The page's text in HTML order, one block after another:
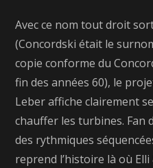
Avec ce nom tout droit
(Concordski était le
copie conforme du
fin des années 60), le
Leber affiche clairement
chauffer les turbines. Fan
des rythmiques
reprend l’histoire là où